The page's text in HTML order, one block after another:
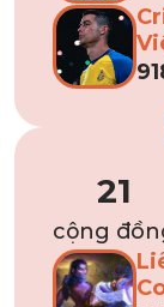
21
cộng